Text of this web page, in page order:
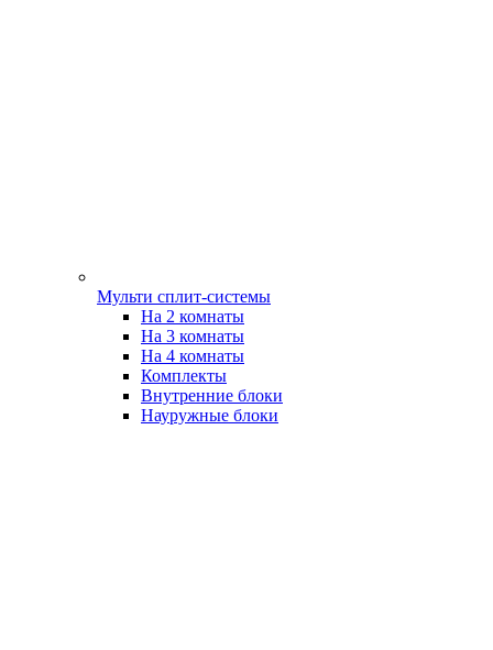
Мульти сплит-системы
На 2 комнаты
На 3 комнаты
На 4 комнаты
Комплекты
Внутренние блоки
Науружные блоки